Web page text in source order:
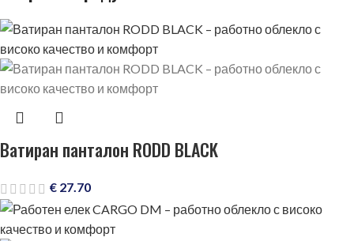
Ватиран панталон RODD BLACK
€ 27.70